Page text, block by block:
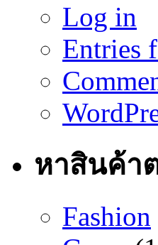
Log in
Entries
หาสินค้า
Fashion